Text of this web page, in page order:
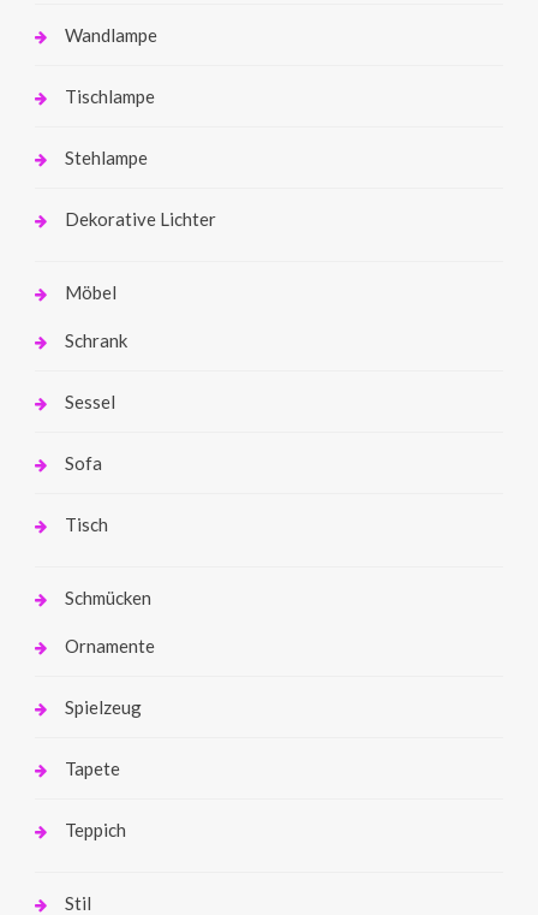
Wandlampe
Tischlampe
Stehlampe
Dekorative Lichter
Möbel
Schrank
Sessel
Sofa
Tisch
Schmücken
Ornamente
Spielzeug
Tapete
Teppich
Stil